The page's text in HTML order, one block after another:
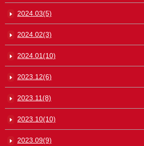
2024.03(5)
2024.02(3)
2024.01(10)
2023.12(6)
2023.11(8)
2023.10(10)
2023.09(9)